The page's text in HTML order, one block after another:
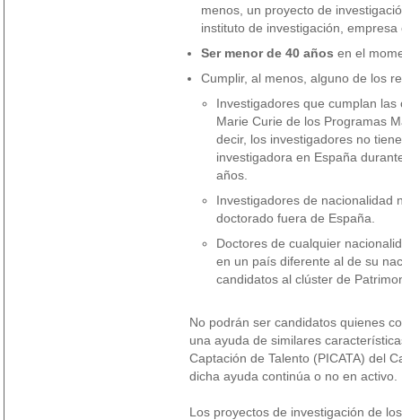
menos, un proyecto de
instituto de investigación, empresa
Ser menor de 40 años en el
Cumplir, al menos, alguno de los
Investigadores que cumplan
Marie Curie de los Programas
decir, los investigadores no
investigadora en España
años.
Investigadores de nacionalidad
doctorado fuera de España.
Doctores de cualquier
en un país diferente al de su
candidatos al clúster de
No podrán ser candidatos quienes
una ayuda de similares
Captación de Talento (PICATA) del
dicha ayuda continúa o no en activo.
Los proyectos de investigación de